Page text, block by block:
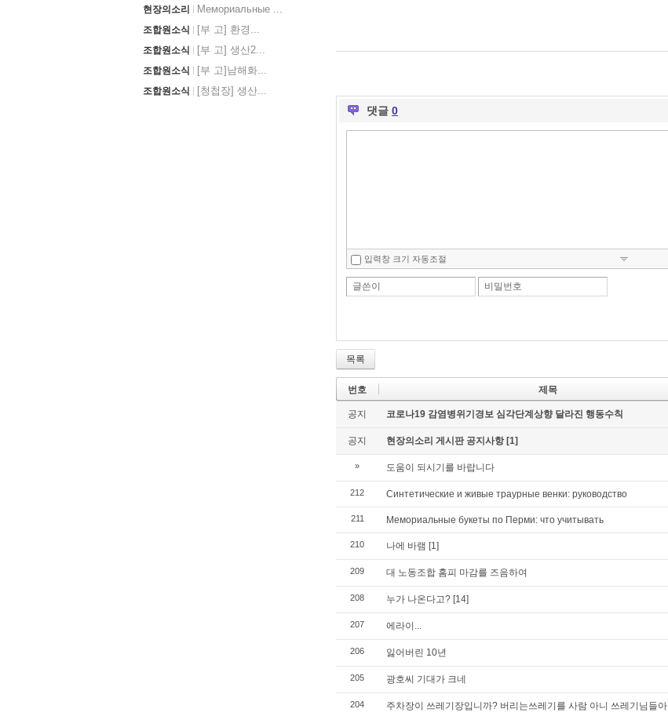
현장의소리 Мемориальные ...
조합원소식 [부 고] 환경...
조합원소식 [부 고] 생산2...
조합원소식 [부 고]남해화...
조합원소식 [청첩장] 생산...
댓글 0
입력창 크기 자동조절
글쓴이 비밀번호
목록
번호 제목
공지 코로나19 감염병위기경보 심각단계상향 달라진 행동수칙
공지 현장의소리 게시판 공지사항 [1]
» 도움이 되시기를 바랍니다
212 Синтетические и живые траурные венки: руководство
211 Мемориальные букеты по Перми: что учитывать
210 나에 바램 [1]
209 대 노동조합 홈피 마감를 즈음하여
208 누가 나온다고? [14]
207 에라이...
206 잃어버린 10년
205 광호씨 기대가 크네
204 주차장이 쓰레기장입니까? 버리는쓰레기를 사람 아니 쓰레기님들아